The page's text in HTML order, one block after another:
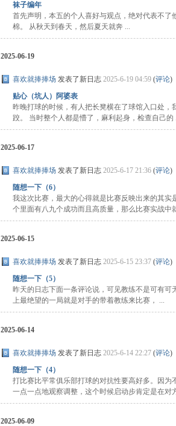
袜子编年
首先声明，本五的个人喜好与观点，绝对代表不
棉。 从秋天到春天，然后夏天就奔 ...
2025-06-19
喜欢就捧捧场 发表了新日志 2025-6-19 04:59 (评论)
贴心（坑人）阿婆表
昨晚打球的时候，有人把长凳横在了球馆入口处
跤。 当时整个人都是懵了，麻利起身，检查自己的
2025-06-17
喜欢就捧捧场 发表了新日志 2025-6-17 21:36 (评论)
随想一下（6）
我这次比赛，最大的心得就是比赛反映出来的其
个里面有八九个成功而且高质量，那么比赛实战中
2025-06-15
喜欢就捧捧场 发表了新日志 2025-6-15 23:37 (评论)
随想一下（5）
昨天的日志下面一条评论说，可见教练不是可有
上最绝望的一局就是对手的带着教练来比赛， ...
2025-06-14
喜欢就捧捧场 发表了新日志 2025-6-14 22:27 (评论)
随想一下（4）
打比赛比平常俱乐部打球的对抗性要高好多。因
一点一点地观察调整，这个时候启动步肯定是在对
2025-06-09